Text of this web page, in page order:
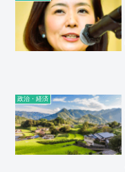
政治・経済